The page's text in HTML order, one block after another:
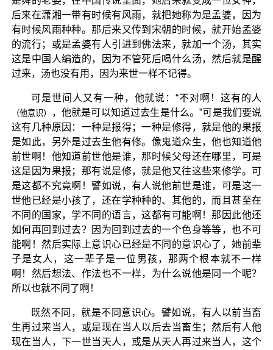
后来在潇湘一带有时候有风雨，就把她称为是孟婆，因为
有时候风雨种种。那后来又传到宋朝的时候，就开始孟婆
的流行；或是孟婆有人引进到佛法来，就加一个汤，其实
这是中国人编造的，因为不管死后喝什么汤，然后就是醒
过来，汤也没有用，因为来世一样不记得。
可是世间人又有一种，他就说：“不对啊！这有的人
（他意识）
，他就是可以知道过去生是什么。”可是我们要说
这有几种原因：一种是报得；一种是修得，就是他的果报
是如此，另外是过去生他有修。像鬼道众生，他也知道他
前世啊！他知道前世他是谁，那时候父母还在哪里，可是
这是因为果报；那有说是修，就是他又往这些来修学。可
是这都不究竟啊！譬如说，有人说他前世是谁，可是这一
世他已经是小孩了，还在学种种的、其他的，而且甚至在
不同的国家，学不同的语言，这都有可能啊！那因此他还
如何再回到过去？因为回到过去的一个色身等等，也不可
能啊！然后实际上意识心已经是不同的意识心了，她前辈
子是女人，这一辈子是一位男孩，那两个根本就不一样
啊！然后想法、作法也不一样，为什么说他是同一个呢？
所以也就不同了啊！
既然不同，就是不同意识心。譬如说，有人以前当畜
生再过来当人，或是现在当人以后去当畜生；然后有人他
现在当人，下一世当天人，或是从天人再过来当人，这个